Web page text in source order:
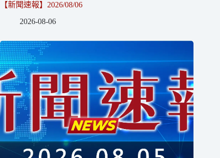
【新聞速報】2026/08/06
2026-08-06